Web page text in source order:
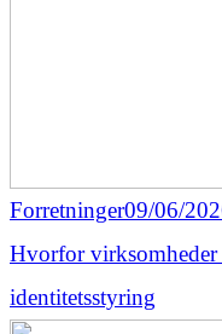
Forretninger09/06/
Hvorfor
identitetsstyring